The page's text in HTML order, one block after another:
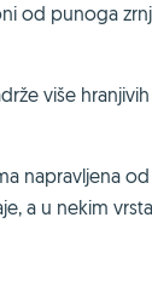
od punoga
više
napravljena
a u nekim